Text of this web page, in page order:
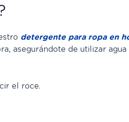
detergente para ropa en
asegurándote de utilizar
el roce.